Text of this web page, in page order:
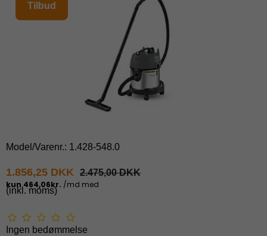
Tilbud
Model/Varenr.: 1.428-548.0
1.856,25 DKK 2.475,00 DKK
(inkl. moms)
Ingen bedømmelse